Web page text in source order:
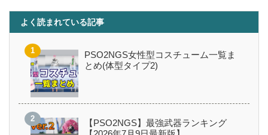
よく読まれている記事
PSO2NGS女性型コスチューム一覧ま
とめ(体型タイプ2)
【PSO2NGS】最強武器ランキング